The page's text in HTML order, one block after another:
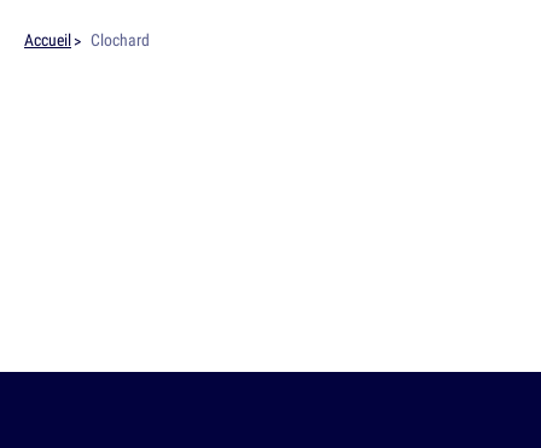
Accueil Clochard